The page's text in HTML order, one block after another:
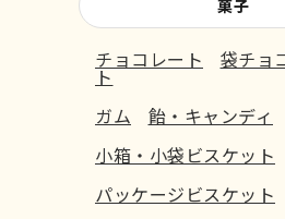
菓子
チョコレート 袋チョ
ト
ガム
飴・キャンディ
小箱・小袋ビスケット
パッケージビスケット